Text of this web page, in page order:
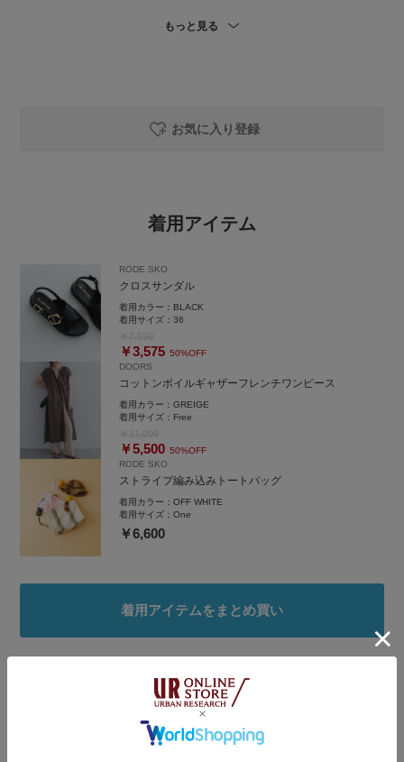
涼しさもきちんと感もあるイージーパンツ。
フリーサイズなので私はちょっと長いのでウエストひとつ折ってます。（1
A4サイズがしっかり入る大きさ、広めのマチなので荷物が多い日も安心。
存在感のあるゴールドバックルが目を惹くデザインサンダル。
太めのクロスベルトなので甲をしっかりホールドしてくれるので、安定感
のある履き心地。
長時間履いても疲れなさそうです。
程よくボリュームのあるソールも小柄さんにはうれしい！
instgram
もっと見る
お気に入り登録
着用アイテム
RODE SKO
クロスサンダル
着用カラー： BLACK
着用サイズ：36
￥3,575 50%OFF
DOORS
コットンボイルギャザーフレンチワンピース
着用カラー：GREIGE
着用サイズ： Free
￥5,500 50%OFF
RODE SKO
ストライプ編み込みトートバッグ
着用カラー：OFF WHITE
着用サイズ：One
￥6,600
着用アイテムをまとめ買い
タグ